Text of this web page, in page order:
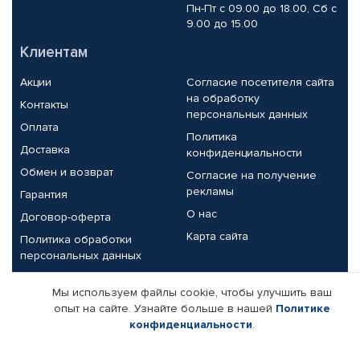
Пн-Пт с 09.00 до 18.00, Сб с
9.00 до 15.00
Клиентам
Акции
Контакты
Оплата
Доставка
Обмен и возврат
Гарантия
Договор-оферта
Политика обработки
персональных данных
Согласие посетителя сайта
на обработку
персональных данных
Политика
конфиденциальности
Согласие на получение
рекламы
О нас
Карта сайта
Партнерам
Корпоративным клиентам
Реквизиты компании
Мы используем файлы cookie, чтобы улучшить ваш
опыт на сайте. Узнайте больше в нашей Политике
конфиденциальности.